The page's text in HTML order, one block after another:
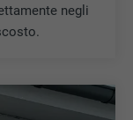
negli